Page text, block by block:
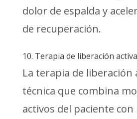
dolor de espalda y
de recuperación.
10. Terapia de liberación activa
La terapia de liberación
técnica que combina
activos del paciente